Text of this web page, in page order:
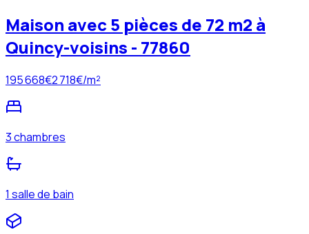
Maison avec 5 pièces de 72 m2 à
Quincy-voisins - 77860
195 668€2 718€/m²
3 chambres
1 salle de bain